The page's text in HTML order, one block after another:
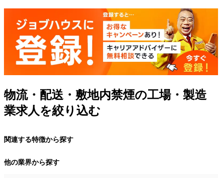
物流・配送・敷地内禁煙の工場・製造
業求人を絞り込む
関連する特徴から探す
他の業界から探す